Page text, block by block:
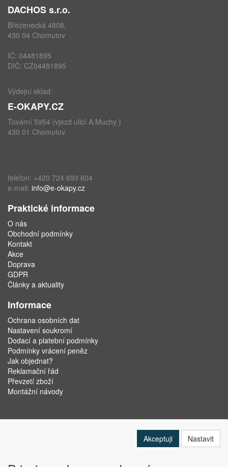
DACHOS s.r.o.
Březenecká 4808,
430 04 Chomutov
IČ: 04481895
DIČ: CZ04481895
Výdejní sklad:
E-OKAPY.CZ
Tovární 5954 (vjezd ulicí A.Muchy )
430 01 Chomutov
telefon: +420 724 693 604
e-mail: info@e-okapy.cz
Praktické informace
O nás
Obchodní podmínky
Kontakt
Akce
Doprava
GDPR
Články a aktuality
Informace
Ochrana osobních dat
Nastavení soukromí
Dodací a platební podmínky
Podmínky vrácení peněz
Jak objednat?
Reklamační řád
Převzetí zboží
Montážní návody
Akceptuji Nastavit